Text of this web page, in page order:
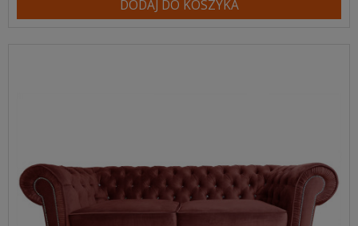
DODAJ DO KOSZYKA